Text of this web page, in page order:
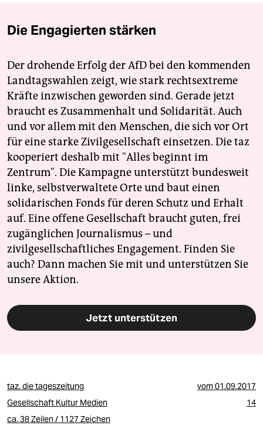
Die Engagierten stärken
Der drohende Erfolg der AfD bei den kommenden
Landtagswahlen zeigt, wie stark rechtsextreme
Kräfte inzwischen geworden sind. Gerade jetzt
braucht es Zusammenhalt und Solidarität. Auch
und vor allem mit den Menschen, die sich vor Ort
für eine starke Zivilgesellschaft einsetzen. Die taz
kooperiert deshalb mit "Alles beginnt im
Zentrum". Die Kampagne unterstützt bundesweit
linke, selbstverwaltete Orte und baut einen
solidarischen Fonds für deren Schutz und Erhalt
auf. Eine offene Gesellschaft braucht guten, frei
zugänglichen Journalismus – und
zivilgesellschaftliches Engagement. Finden Sie
auch? Dann machen Sie mit und unterstützen Sie
unsere Aktion.
Jetzt unterstützen
taz. die tageszeitung vom01.09.2017
Gesellschaft Kultur Medien
14
ca. 38 Zeilen / 1127 Zeichen